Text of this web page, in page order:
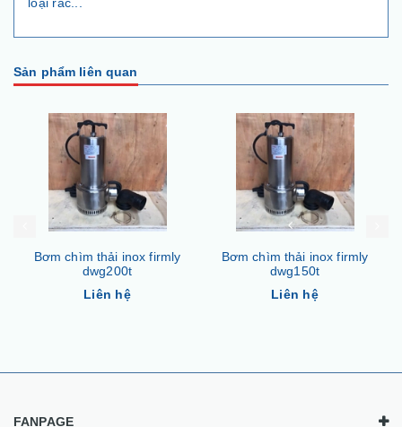
Sản phẩm liên quan
Bơm chìm thải inox firmly
dwg200t
Liên hệ
Bơm chìm thải inox firmly
dwg150t
Liên hệ
FANPAGE